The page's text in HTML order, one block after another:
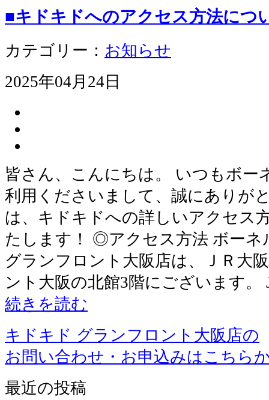
■キドキドへのアクセス方法につ
カテゴリー： お知らせ
2025年04月24日
皆さん、こんにちは。 いつもボー
利用くださいまして、誠にありが
は、キドキドへの詳しいアクセス
たします！ ◎アクセス方法 ボーネ
グランフロント大阪店は、ＪＲ大
ント大阪の北館3階にございます
続きを読む
キドキド グランフロント大阪店の
お問い合わせ・お申込みはこちら
最近の投稿